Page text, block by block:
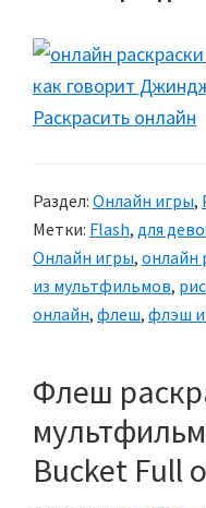
Раскрасить онлайн
Раздел: Онлайн игры,
Метки: Flash, для
Онлайн игры, онлайн
из мультфильмов,
онлайн, флеш, флэш
Флеш
Bucket Full